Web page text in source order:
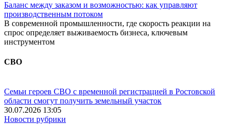
Баланс между заказом и возможностью: как управляют
производственным потоком
В современной промышленности, где скорость реакции на
спрос определяет выживаемость бизнеса, ключевым
инструментом
СВО
Семьи героев СВО с временной регистрацией в Ростовской
области смогут получить земельный участок
30.07.2026 13:05
Новости рубрики